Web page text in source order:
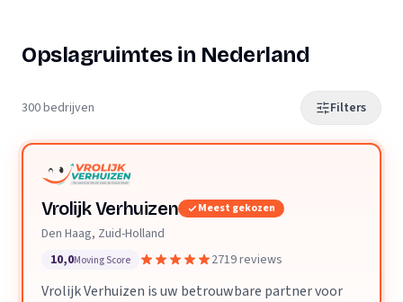
Opslagruimtes in Nederland
300 bedrijven Filters
Vrolijk Verhuizen Meest gekozen
Den Haag, Zuid-Holland
10,0Moving Score 2719 reviews
Vrolijk Verhuizen is uw betrouwbare partner voor